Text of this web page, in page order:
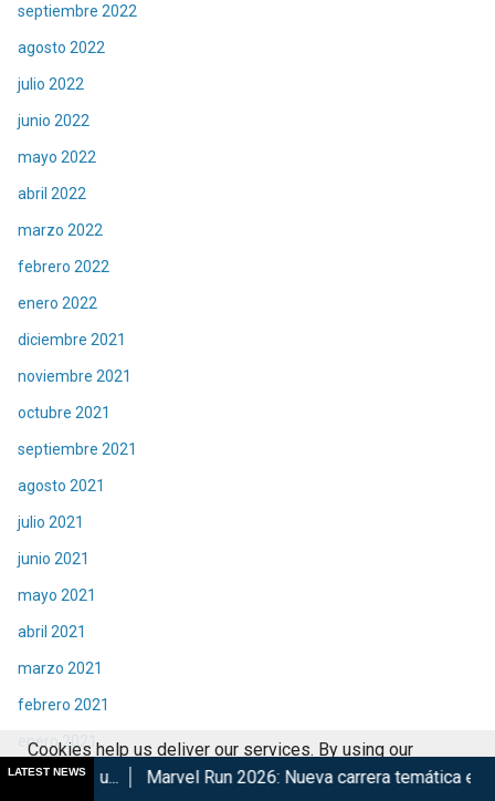
septiembre 2022
agosto 2022
julio 2022
junio 2022
mayo 2022
abril 2022
marzo 2022
febrero 2022
enero 2022
diciembre 2021
noviembre 2021
octubre 2021
septiembre 2021
agosto 2021
julio 2021
junio 2021
mayo 2021
abril 2021
marzo 2021
febrero 2021
enero 2021
diciembre 2020
LATEST NEWS
Marvel Run 2026: Nueva carrera temática en CDMX Retorna
Cookies help us deliver our services. By using our
services, you agree to our use of cookies.
Got it